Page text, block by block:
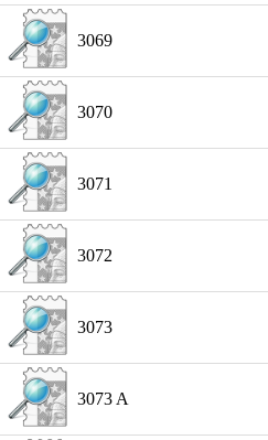
3069
3070
3071
3072
3073
3073 A